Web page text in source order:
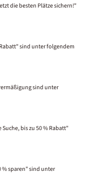
die besten Plätze sichern!"
sind unter folgendem
sind unter
Suche, bis zu 50 % Rabatt"
% sparen" sind unter